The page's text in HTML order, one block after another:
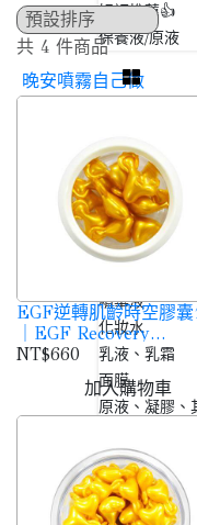
好評推薦👍
保養液/原液
晚安噴霧自己做
植物精油
香氛香精
水性香精
美容保養品
精華液
化妝水
乳液、乳霜
面膜
原液、凝膠、
頭髮清潔、護髮
身體清潔、保養
體驗包
共 4 件商品
EGF逆轉肌齡時空膠囊
｜EGF Recovery
Concentrate
NT$660
加入購物車